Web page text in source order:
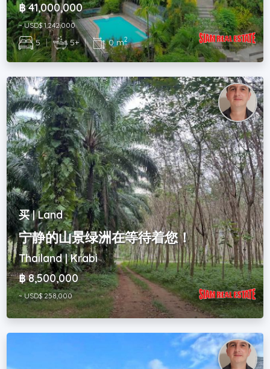
฿ 41,000,000
~ USD$ 1,242,000
5 | 5+ | 0 m2
买 | Land
宁静的山景绿洲在等待着您！
Thailand | Krabi
฿ 8,500,000
~ USD$ 258,000